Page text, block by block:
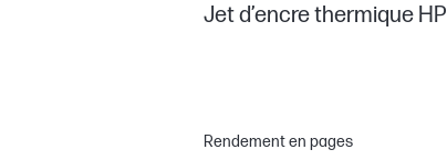
Jet d’encre thermique HP
Rendement en pages